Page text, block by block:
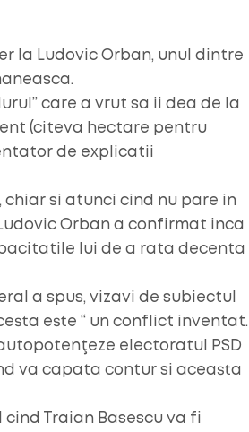
la Ludovic Orban, unul dintre
care a vrut sa ii dea de la
(citeva hectare pentru
de explicatii
chiar si atunci cind nu pare in
Orban a confirmat inca
lui de a rata decenta
a spus, vizavi de subiectul
este “ un conflict inventat.
electoratul PSD
va capata contur si aceasta
Traian Basescu va fi